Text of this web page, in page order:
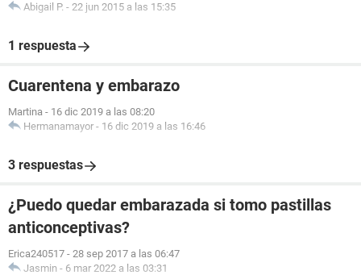
Abigail P. - 22 jun 2015 a las 15:35
1 respuesta
Cuarentena y embarazo
Martina - 16 dic 2019 a las 08:20
Hermanamayor - 16 dic 2019 a las 16:46
3 respuestas
¿Puedo quedar embarazada si tomo pastillas
anticonceptivas?
Erica240517 - 28 sep 2017 a las 06:47
Jasmin - 6 mar 2022 a las 03:31